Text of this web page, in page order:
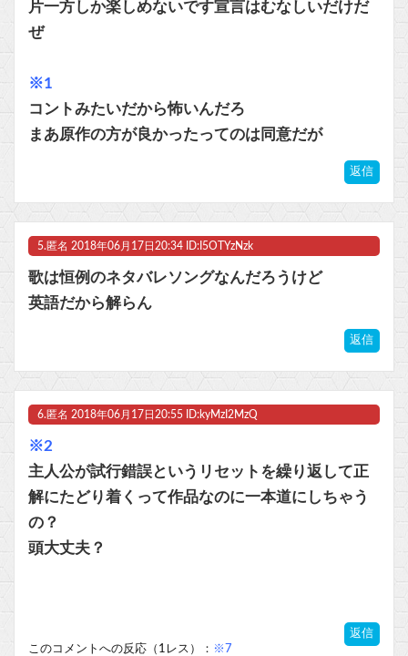
片一方しか楽しめないです宣言はむなしいだけだ
ぜ
※1
コントみたいだから怖いんだろ
まあ原作の方が良かったってのは同意だが
返信
5. 匿名 2018年06月17日20:34 ID:I5OTYzNzk
歌は恒例のネタバレソングなんだろうけど
英語だから解らん
返信
6. 匿名 2018年06月17日20:55 ID:kyMzI2MzQ
※2
主人公が試行錯誤というリセットを繰り返して正
解にたどり着くって作品なのに一本道にしちゃう
の？
頭大丈夫？
返信
このコメントへの反応（1レス）： ※7